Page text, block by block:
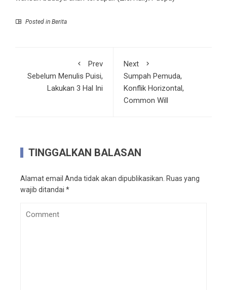
Posted in Berita
Prev
Sebelum Menulis Puisi,
Lakukan 3 Hal Ini
Next
Sumpah Pemuda,
Konflik Horizontal,
Common Will
TINGGALKAN BALASAN
Alamat email Anda tidak akan dipublikasikan. Ruas yang
wajib ditandai *